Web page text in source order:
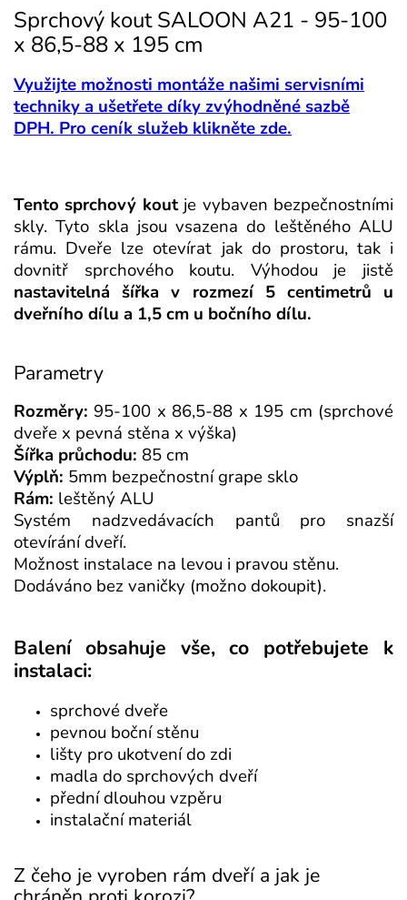
Sprchový kout SALOON A21 - 95-100
x 86,5-88 x 195 cm
Využijte možnosti montáže našimi servisními
techniky a ušetřete díky zvýhodněné sazbě
DPH. Pro ceník služeb klikněte zde.
Tento sprchový kout je vybaven bezpečnostními
skly. Tyto skla jsou vsazena do leštěného ALU
rámu. Dveře lze otevírat jak do prostoru, tak i
dovnitř sprchového koutu. Výhodou je jistě
nastavitelná šířka v rozmezí 5 centimetrů u
dveřního dílu a 1,5 cm u bočního dílu.
Parametry
Rozměry: 95-100 x 86,5-88 x 195 cm (sprchové
dveře x pevná stěna x výška)
Šířka průchodu: 85 cm
Výplň: 5mm bezpečnostní grape sklo
Rám: leštěný ALU
Systém nadzvedávacích pantů pro snazší
otevírání dveří.
Možnost instalace na levou i pravou stěnu.
Dodáváno bez vaničky (možno dokoupit).
Balení obsahuje vše, co potřebujete k
instalaci:
sprchové dveře
pevnou boční stěnu
lišty pro ukotvení do zdi
madla do sprchových dveří
přední dlouhou vzpěru
instalační materiál
Z čeho je vyroben rám dveří a jak je